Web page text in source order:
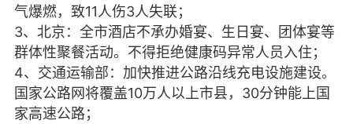
脂
卡卡动能素
皇斯普拉雅
建术
DRYY面膜 微晶溶斑术
爆款平台 Lv.8 靓号
加盟商
26 23:18
电脑端
气爆燃，致11人伤3人失联；
3、北京：全市酒店不承办婚宴、生日宴、团体宴等
群体性聚餐活动。不得拒绝健康码异常人员入住；
4、交通运输部：加快推进公路沿线充电设施建设。
国家公路网将覆盖10万人以上市县，30分钟能上国
家高速公路；